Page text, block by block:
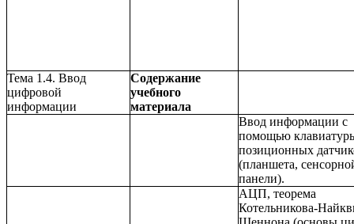
Тема 1.4. Ввод
цифровой
информации
Содержание
учебного
материала
Ввод информации с
помощью
позиционных
(планшета,
панели).
АЦП, теорема
Котельникова-